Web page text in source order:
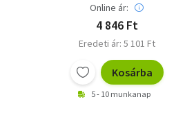
Online ár:
4 846 Ft
Eredeti ár: 5 101 Ft
Kosárba
5 - 10 munkanap